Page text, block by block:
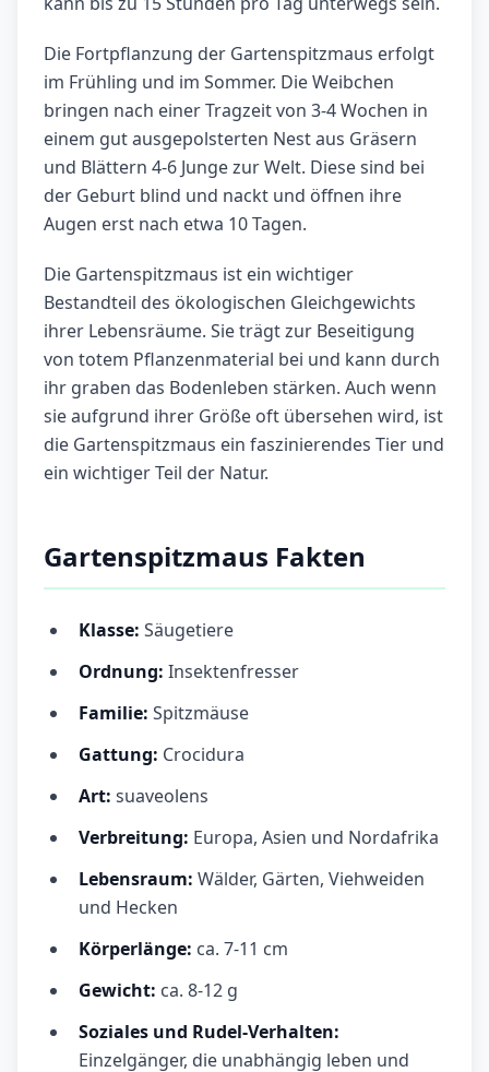
Die Fortpflanzung der Gartenspitzmaus erfolgt
im Frühling und im Sommer. Die Weibchen
bringen nach einer Tragzeit von 3-4 Wochen in
einem gut ausgepolsterten Nest aus Gräsern
und Blättern 4-6 Junge zur Welt. Diese sind bei
der Geburt blind und nackt und öffnen ihre
Augen erst nach etwa 10 Tagen.
Die Gartenspitzmaus ist ein wichtiger
Bestandteil des ökologischen Gleichgewichts
ihrer Lebensräume. Sie trägt zur Beseitigung
von totem Pflanzenmaterial bei und kann durch
ihr graben das Bodenleben stärken. Auch wenn
sie aufgrund ihrer Größe oft übersehen wird, ist
die Gartenspitzmaus ein faszinierendes Tier und
ein wichtiger Teil der Natur.
Gartenspitzmaus Fakten
Klasse: Säugetiere
Ordnung: Insektenfresser
Familie: Spitzmäuse
Gattung: Crocidura
Art: suaveolens
Verbreitung: Europa, Asien und Nordafrika
Lebensraum: Wälder, Gärten, Viehweiden
und Hecken
Körperlänge: ca. 7-11 cm
Gewicht: ca. 8-12 g
Soziales und Rudel-Verhalten:
Einzelgänger, die unabhängig leben und